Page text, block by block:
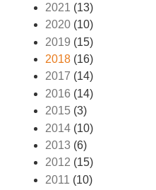
2021 (13)
2020 (10)
2019 (15)
2018 (16)
2017 (14)
2016 (14)
2015 (3)
2014 (10)
2013 (6)
2012 (15)
2011 (10)